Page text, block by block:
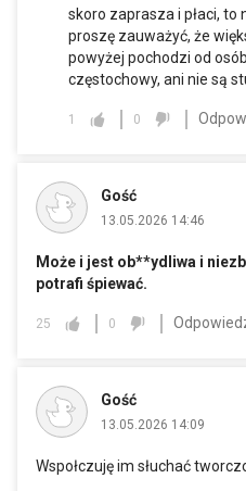
skoro zaprasza i płaci, to
proszę zauważyć, że
powyżej pochodzi od
częstochowy, ani nie są
1 0
Gość
13.05.2026 14:46
Może i jest ob**ydliwa i
potrafi śpiewać.
25 0
Gość
13.05.2026 14:09
Wspołczuję im słuchać